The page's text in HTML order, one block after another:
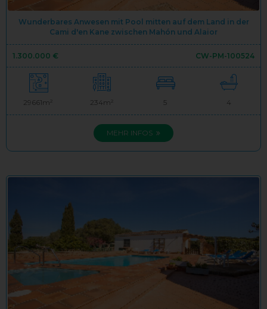
Wunderbares Anwesen mit Pool mitten auf dem Land in der
Cami d'en Kane zwischen Mahón und Alaior
1.300.000 € CW-PM-100524
29661m² 234m² 5 4
MEHR INFOS